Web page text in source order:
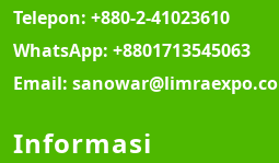
Telepon: +880-2-41023610
WhatsApp: +8801713545063
Email: sanowar@limraexpo.co
Informasi